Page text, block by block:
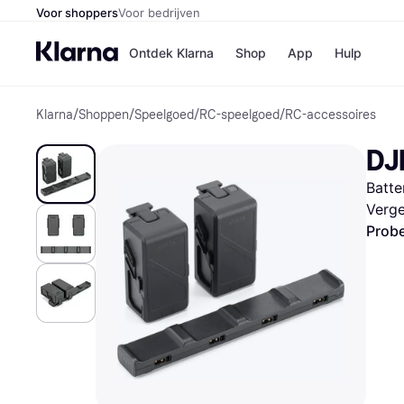
Voor shoppersVoor bedrijven
Ontdek Klarna Shop
Winkels
Bol
H&M
App Hulp
Klarna/Shoppen/Speelgoed/RC-speelgoed/RC-accessoires